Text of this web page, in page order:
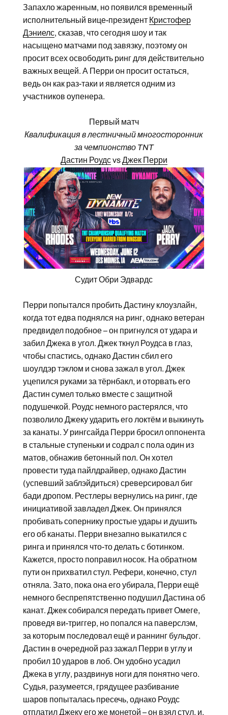
Запахло жаренным, но появился временный
исполнительный вице-президент Кристофер
Дэниелс, сказав, что сегодня шоу и так
насыщено матчами под завязку, поэтому он
просит всех освободить ринг для действительно
важных вещей. А Перри он просит остаться,
ведь он как раз-таки и является одним из
участников оупенера.
Первый матч
Квалификация в лестничный многосторонник
за чемпионство TNT
Дастин РоудсvsДжек Перри
Судит Обри Эдвардс
Перри попытался пробить Дастину клоузлайн,
когда тот едва поднялся на ринг, однако ветеран
предвидел подобное – он пригнулся от удара и
забил Джека в угол. Джек ткнул Роудса в глаз,
чтобы спастись, однако Дастин сбил его
шоулдэр тэклом и снова зажал в угол. Джек
уцепился руками за тёрнбакл, и оторвать его
Дастин сумел только вместе с защитной
подушечкой. Роудс немного растерялся, что
позволило Джеку ударить его локтём и выкинуть
за канаты. У рингсайда Перри бросил оппонента
в стальные ступеньки и содрал с пола один из
матов, обнажив бетонный пол. Он хотел
провести туда пайлдрайвер, однако Дастин
(успевший заблэйдиться) среверсировал биг
бади дропом. Рестлеры вернулись на ринг, где
инициативой завладел Джек. Он принялся
пробивать сопернику простые удары и душить
его об канаты. Перри внезапно выкатился с
ринга и принялся что-то делать с ботинком.
Кажется, просто поправил носок. На обратном
пути он прихватил стул. Рефери, конечно, стул
отняла. Зато, пока она его убирала, Перри ещё
немного беспрепятственно подушил Дастина об
канат. Джек собирался передать привет Омеге,
проведя ви-триггер, но попался на паверслэм,
за которым последовал ещё и раннинг бульдог.
Дастин в очередной раз зажал Перри в углу и
пробил 10 ударов в лоб. Он удобно усадил
Джека в углу, раздвинув ноги для понятно чего.
Судья, разумеется, грядущее разбивание
шаров попыталась пресечь, однако Роудс
отплатил Джеку его же монетой – он взял стул, и,